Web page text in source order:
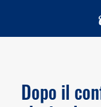
Dopo il